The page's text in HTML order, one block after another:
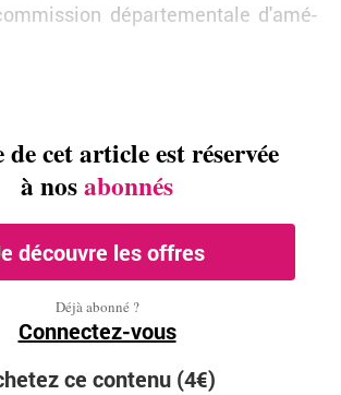
dé­par­te­men­tale d'amé­
cet article est réservée
à nosabonnés
découvre les offres
Déjà abonné ?
Connectez-vous
ce contenu (4€)